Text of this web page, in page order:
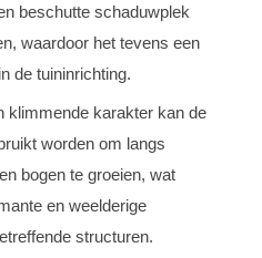
beschutte schaduwplek
waardoor het tevens een
de tuininrichting.
klimmende karakter kan de
worden om langs
bogen te groeien, wat
en weelderige
structuren.